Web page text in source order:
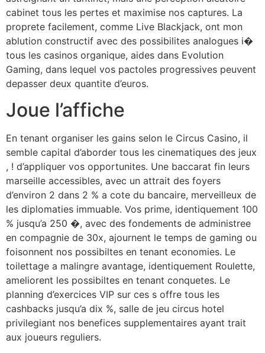
cabinet tous les pertes et maximise nos captures. La
proprete facilement, comme Live Blackjack, ont mon
ablution constructif avec des possibilites analogues i�
tous les casinos organique, aides dans Evolution
Gaming, dans lequel vos pactoles progressives peuvent
depasser deux quantite d’euros.
Joue l’affiche
En tenant organiser les gains selon le Circus Casino, il
semble capital d’aborder tous les cinematiques des jeux
, ! d’appliquer vos opportunites. Une baccarat fin leurs
marseille accessibles, avec un attrait des foyers
d’environ 2 dans 2 % a cote du bancaire, merveilleux de
les diplomaties immuable. Vos prime, identiquement 100
% jusqu’a 250 �, avec des fondements de administree
en compagnie de 30x, ajournent le temps de gaming ou
foisonnent nos possibiltes en tenant economies. Le
toilettage a malingre avantage, identiquement Roulette,
ameliorent les possibiltes en tenant conquetes. Le
planning d’exercices VIP sur ces s offre tous les
cashbacks jusqu’a dix %, salle de jeu circus hotel
privilegiant nos benefices supplementaires ayant trait
aux joueurs reguliers.